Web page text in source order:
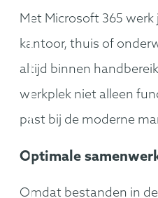
Met Microsoft 365 werk
kantoor, thuis of
altijd binnen
werkplek niet alleen
past bij de moderne
Optimale
Omdat bestanden in